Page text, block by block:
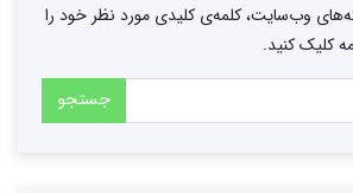
وب‌سایت، کلمه‌ی کلیدی مورد نظر خود را
کلیک کنید.
جستجو